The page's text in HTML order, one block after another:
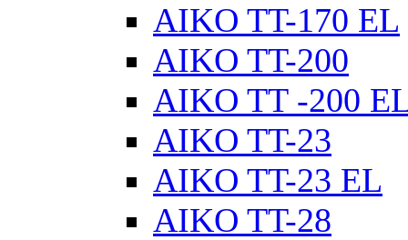
AIKO TT-170 EL
AIKO TT-200
AIKO TT -200
AIKO TT-23
AIKO TT-23 EL
AIKO TT-28